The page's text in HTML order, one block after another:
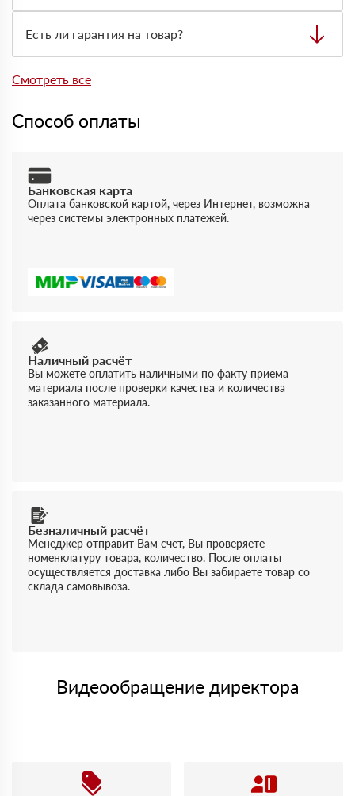
только по предварительно оформленной заявке через
менеджера.
Есть ли гарантия на товар?
отгрузке можно получить документы, подтверждающие
Смотреть все
Способ оплаты
Банковская карта
Оплата банковской картой, через Интернет, возможна
через системы электронных платежей.
Наличный расчёт
Вы можете оплатить наличными по факту приема
материала после проверки качества и количества
заказанного материала.
Безналичный расчёт
Менеджер отправит Вам счет, Вы проверяете
номенклатуру товара, количество. После оплаты
осуществляется доставка либо Вы забираете товар со
склада самовывоза.
Видеообращение директора